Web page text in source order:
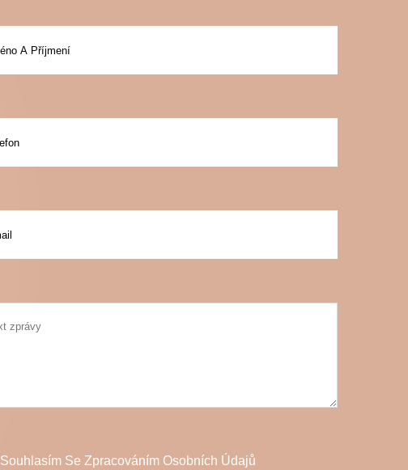
Souhlasím Se Zpracováním Osobních Údajů